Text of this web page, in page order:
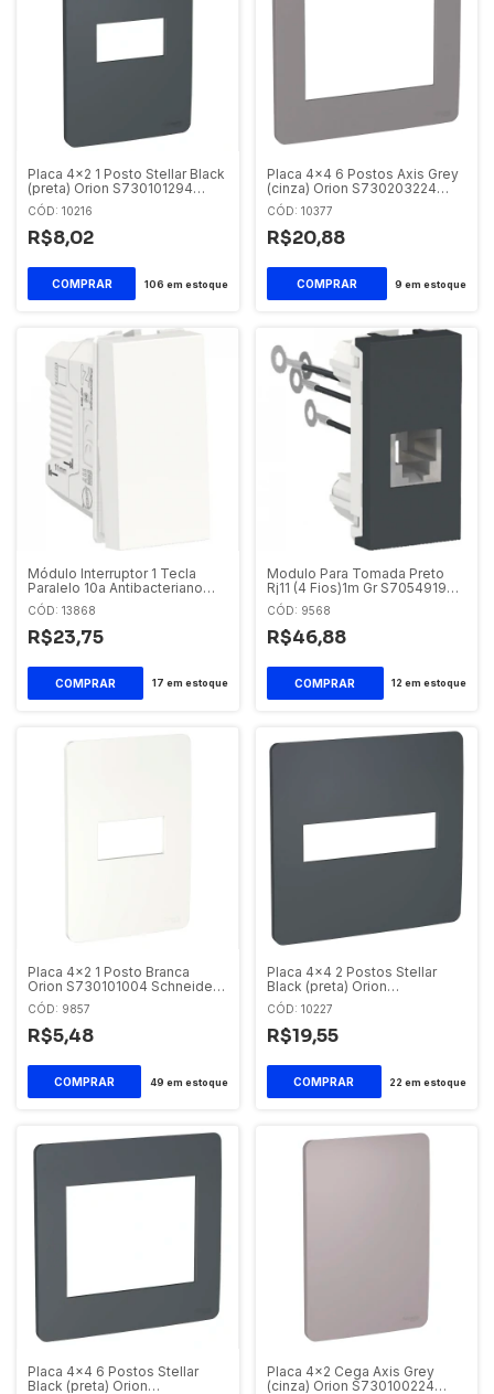
Placa 4x2 1 Posto Stellar Black
(preta) Orion S730101294
Schneider Orion
CÓD: 10216
R$8,02
106 em estoque
Placa 4x4 6 Postos Axis Grey
(cinza) Orion S730203224
Schneider Orion
CÓD: 10377
R$20,88
9 em estoque
Módulo Interruptor 1 Tecla
Paralelo 10a Antibacteriano
Branco S70110324 Schneider
Orion
CÓD: 13868
R$23,75
17 em estoque
Modulo Para Tomada Preto
Rj11 (4 Fios)1m Gr S70549194
Schneider Orion
CÓD: 9568
R$46,88
12 em estoque
Placa 4x2 1 Posto Branca
Orion S730101004 Schneider
Orion
CÓD: 9857
R$5,48
49 em estoque
Placa 4x4 2 Postos Stellar
Black (preta) Orion
S730201294 Schneider Orion
CÓD: 10227
R$19,55
22 em estoque
Placa 4x4 6 Postos Stellar
Black (preta) Orion
Placa 4x2 Cega Axis Grey
(cinza) Orion S730100224